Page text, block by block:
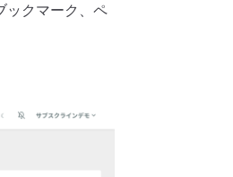
ックマーク、ペ